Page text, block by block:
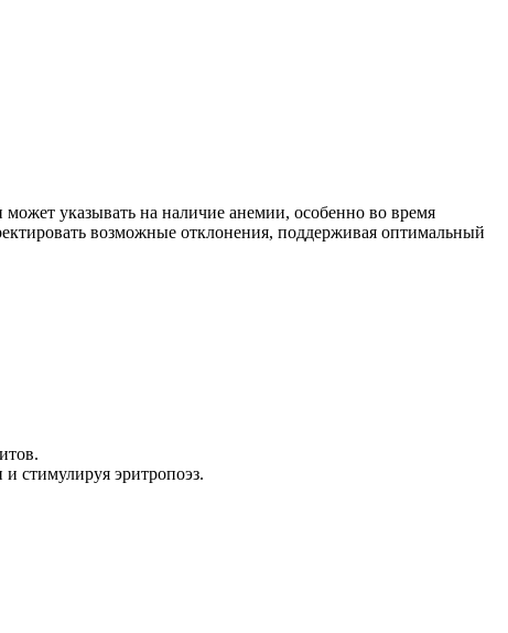
может указывать на наличие анемии, особенно во время
возможные отклонения, поддерживая оптимальный
стимулируя эритропоэз.